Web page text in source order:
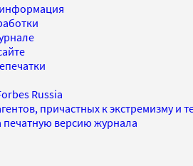
Russia
причастных к экстремизму
печатную версию журнала